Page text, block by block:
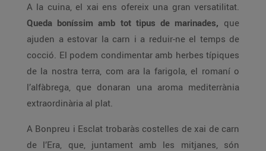
A la cuina, el xai ens ofereix una gran versatilitat.
Queda boníssim amb tot tipus de marinades, que
ajuden a estovar la carn i a reduir-ne el temps de
cocció. El podem condimentar amb herbes típiques
de la nostra terra, com ara la farigola, el romaní o
l’alfàbrega, que donaran una aroma mediterrània
extraordinària al plat.
A Bonpreu i Esclat trobaràs costelles de xai de carn
de l’Era, que, juntament amb les mitjanes, són